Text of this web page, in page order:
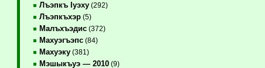
Лъэпкъ Iуэху(292)
Лъэпкъхэр(5)
Малъхъэдис(372)
Махуэгъэпс(84)
Махуэку(381)
Мэшыкъуэ — 2010(9)